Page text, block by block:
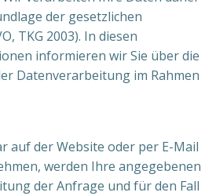
der gesetzlichen
TKG 2003). In diesen
informieren wir Sie über die
Datenverarbeitung im Rahmen
auf der Website oder per E-Mail
werden Ihre angegebenen
der Anfrage und für den Fall